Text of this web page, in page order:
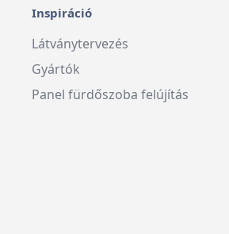
Inspiráció
Látványtervezés
Gyártók
Panel fürdőszoba felújítás